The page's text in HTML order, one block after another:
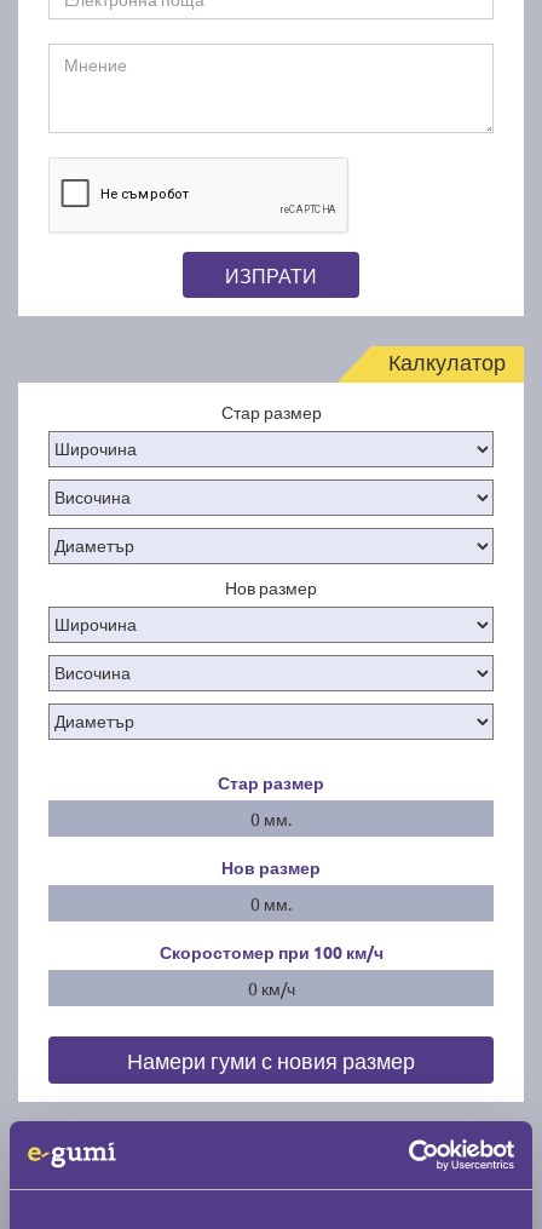
ИЗПРАТИ
Калкулатор
Стар размер
Нов размер
Стар размер
0 мм.
Нов размер
0 мм.
Скоростомер при 100 км/ч
0 км/ч
Намери гуми с новия размер
По марка автомобил
Марка